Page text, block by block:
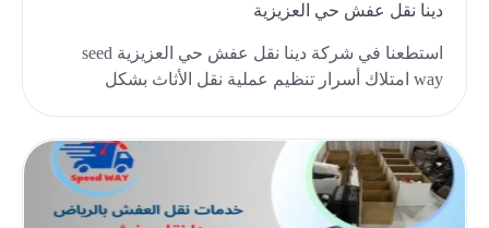
دينا نقل عفش حي العزيزية
استطعنا في شركة دينا نقل عفش حي العزيزية seed
way امتلاك أسرار تنظيم عملية نقل الأثاث بشكل